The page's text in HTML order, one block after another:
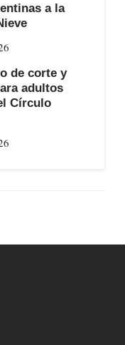
a la
de corte y
adultos
Círculo